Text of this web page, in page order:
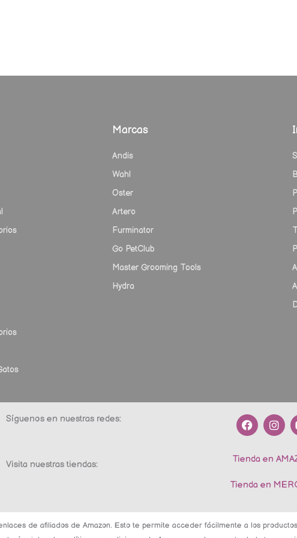
Marcas
Andis
Wahl
Oster
Artero
Furminator
Go PetClub
Master Grooming Tools
Hydra
Síguenos en nuestras redes:
F
a
b
o
I
n
a
r
Visita nuestras tiendas: Tienda en
Tienda en
de afiliados de Amazon. Esto te permite acceder fácilmente a los